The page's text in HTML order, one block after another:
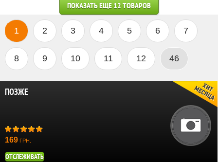
ПОКАЗАТЬ ЕЩЕ 12 ТОВАРОВ
1 2 3 4 5 6 7
8 9 10 11 12 46
ПОЗЖЕ
169 ГРН.
ОТСЛЕЖИВАТЬ